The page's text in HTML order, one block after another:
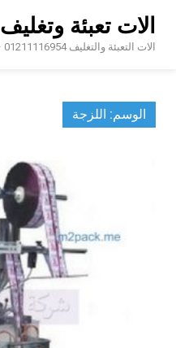
content
الات تعبئة وتغليف
الات التعبئة والتغليف 01211116954 – 01211116956 – 01211116958
الوسم: اللزجة